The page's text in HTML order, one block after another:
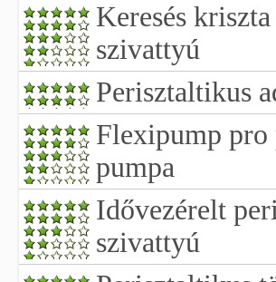
Keresés
szivattyú
Perisztaltikus
Flexipump pro
pumpa
Idővezérelt
szivattyú